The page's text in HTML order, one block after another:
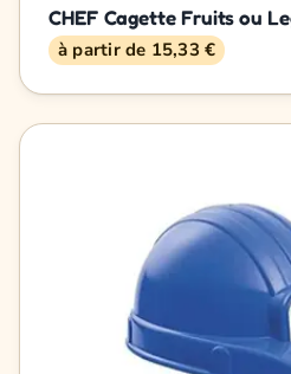
CHEF Cagette Fruits ou
à partir de 15,33 €